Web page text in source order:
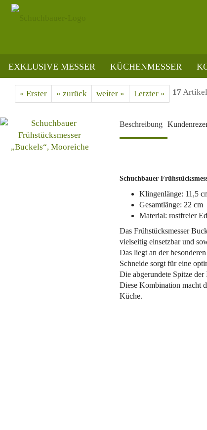
EXKLUSIVE MESSER KÜCHENMESSER
» » »
« Erster « zurück weiter » Letzter » 17
Beschreibung
Schuchbauer
Klingenlänge: 11,5
Gesamtlänge: 22 cm
Material: rostfreier
Das Frühstücksmesser
vielseitig einsetzbar und
Das liegt an der
Schneide sorgt für eine
Die abgerundete Spitze
Diese Kombination macht
Küche.